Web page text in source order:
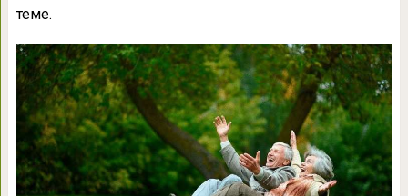
теме.